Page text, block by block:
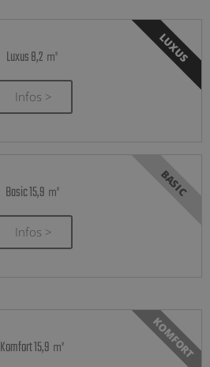
Luxus 8,2 ㎡
Infos >
LUXUS
Basic 15,9 ㎡
Infos >
BASIC
Komfort 15,9 ㎡ KOMFORT